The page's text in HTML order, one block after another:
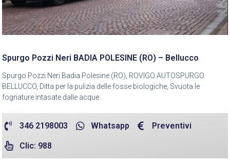
Spurgo Pozzi Neri BADIA POLESINE (RO) – Bellucco
Spurgo Pozzi Neri Badia Polesine (RO), ROVIGO AUTOSPURGO
BELLUCCO, Ditta per la pulizia delle fosse biologiche, Svuota le
fognature intasate dalle acque
346 2198003 Whatsapp Preventivi
Clic: 988